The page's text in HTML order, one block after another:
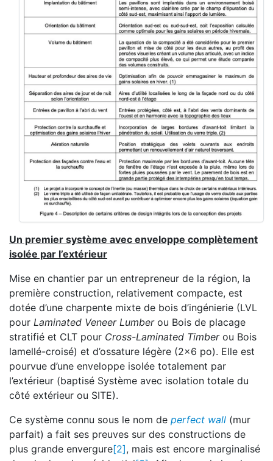
Un premier système avec enveloppe complètement
isolée par l’extérieur
Mise en chantier par un entrepreneur de la région, la
première construction, relativement compacte, est
dotée d’une charpente mixte de bois d’ingénierie (LVL
pour Laminated Veneer Lumber ou Bois de placage
stratifié et CLT pour Cross-Laminated Timberou Bois
lamellé-croisé) et d’ossature légère (2x6 po). Elle est
pourvue d’une enveloppe isolée totalement par
l’extérieur (baptisé Système avec isolation totale du
côté extérieur ou SITE).
Ce système connu sous le nom de perfect wall (mur
parfait) a fait ses preuves sur des constructions de
plus grande envergure[2], mais est encore marginalisé